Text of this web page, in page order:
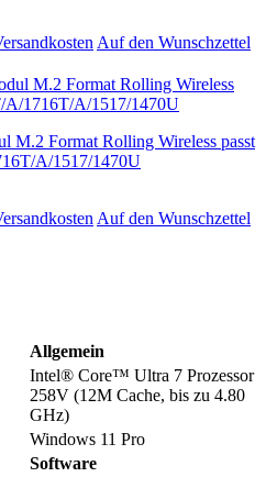
Auf den Wunschzettel
Format Rolling Wireless passt
A/1517/1470U
Auf den Wunschzettel
Allgemein
Intel® Core™ Ultra 7 Prozessor
258V (12M Cache, bis zu 4.80
GHz)
Windows 11 Pro
Software